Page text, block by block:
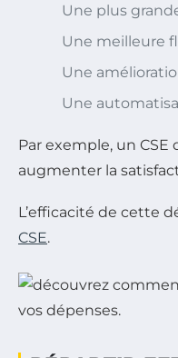
Une plus
Une meilleure
Une
Une
Par exemple, un
augmenter la
L’efficacité de cette
CSE.